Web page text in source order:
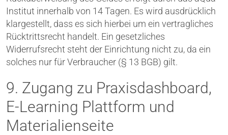
Institut innerhalb von 14 Tagen. Es wird ausdrücklich
klargestellt, dass es sich hierbei um ein vertragliches
Rücktrittsrecht handelt. Ein gesetzliches
Widerrufsrecht steht der Einrichtung nicht zu, da ein
solches nur für Verbraucher (§ 13 BGB) gilt.
9. Zugang zu Praxisdashboard,
E-Learning Plattform und
Materialienseite